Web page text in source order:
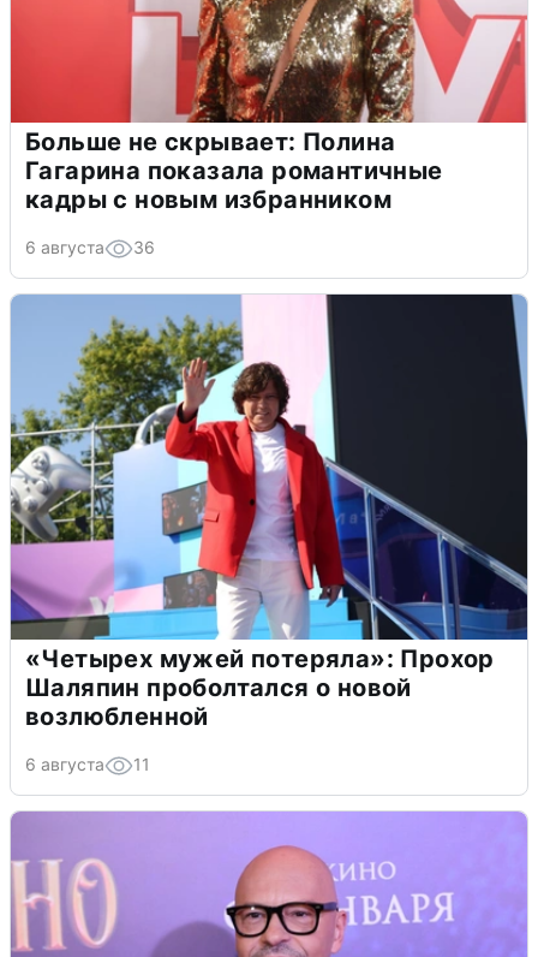
Больше не скрывает: Полина
Гагарина показала романтичные
кадры с новым избранником
6 августа 36
«Четырех мужей потеряла»: Прохор
Шаляпин проболтался о новой
возлюбленной
6 августа 11